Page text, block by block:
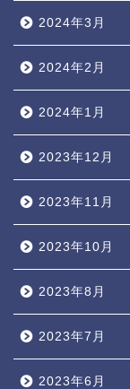
2024年3月
2024年2月
2024年1月
2023年12月
2023年11月
2023年10月
2023年8月
2023年7月
2023年6月